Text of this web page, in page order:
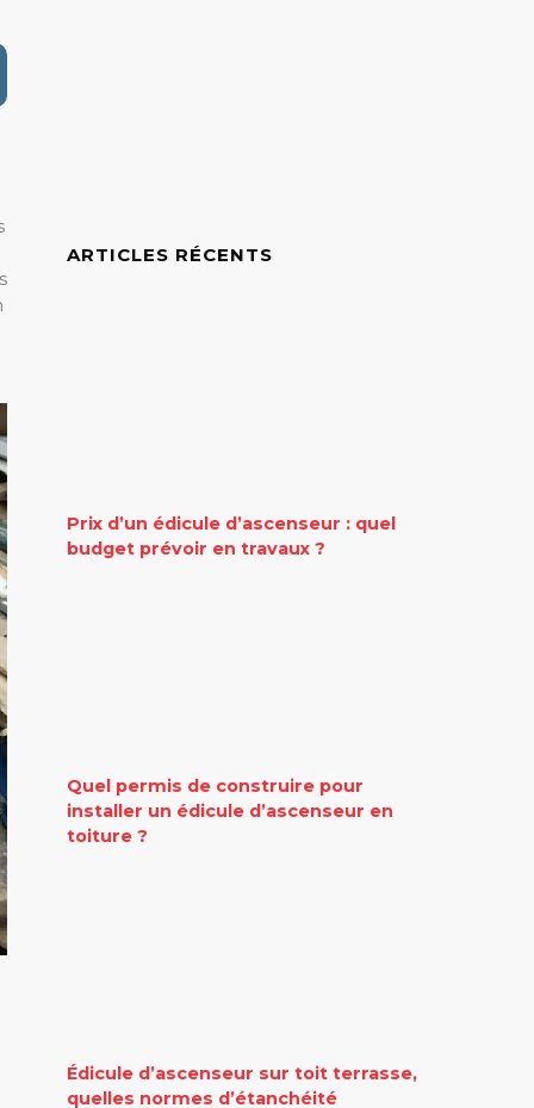
ARTICLES RÉCENTS
Prix d’un édicule d’ascenseur : quel
budget prévoir en travaux ?
Quel permis de construire pour
installer un édicule d’ascenseur en
toiture ?
Édicule d’ascenseur sur toit terrasse,
quelles normes d’étanchéité